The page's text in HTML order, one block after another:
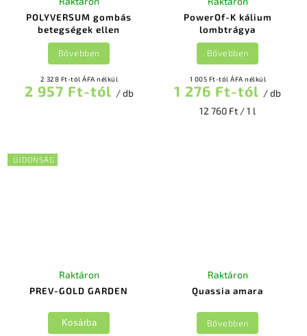
POLYVERSUM gombás
betegségek ellen
2 328 Ft-tól ÁFA nélkül
2 957 Ft-tól / db
Bővebben
PowerOf-K kálium
lombtrágya
1 005 Ft-tól ÁFA nélkül
1 276 Ft-tól / db
12 760 Ft / 1 l
Bővebben
ÚJDONSÁG
PREV-GOLD GARDEN
Raktáron
Kosárba
Quassia amara
Raktáron
Bővebben